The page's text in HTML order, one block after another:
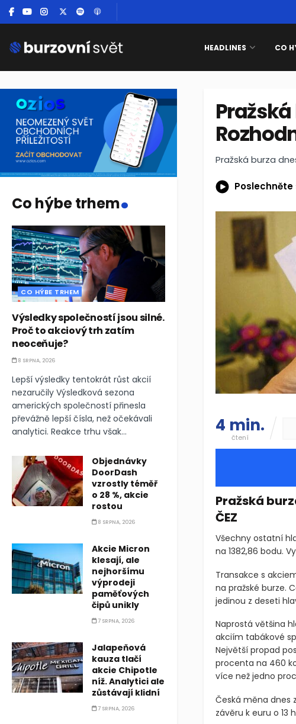
HEADLINES CO
Pražská burza
Poslechněte
4 min.
čtení
Pražská
ČEZ
Všechny ostatní
na 1382,86 bodu.
Transakce s
na pražské burze.
jedinou z deseti
Naprostá většina
akciím tabákové
Největší propad
procenta na 460
více než jedno
Česká měna dnes
závěru k euru o 13
Co hýbe trhem.
CO HÝBE TRHEM
Výsledky společností jsou silné.
Proč to akciový trh zatím
neoceňuje?
8 SRPNA, 2026
Lepší výsledky tentokrát růst akcií
nezaručily Výsledková sezona
amerických společností přinesla
převážně lepší čísla, než očekávali
analytici. Reakce trhu však...
Objednávky
DoorDash
vzrostly téměř
o 28 %, akcie
rostou
8 SRPNA, 2026
Akcie Micron
klesají, ale
nejhoršímu
výprodeji
paměťových
čipů unikly
7 SRPNA, 2026
Jalapeňová
kauza tlačí
akcie Chipotle
níž. Analytici ale
zůstávají klidní
7 SRPNA, 2026